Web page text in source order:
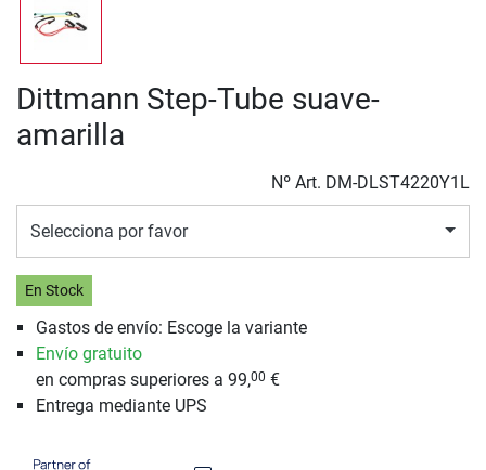
Dittmann Step-Tube suave-
amarilla
Nº Art. DM-DLST4220Y1L
Selecciona por favor
En Stock
Gastos de envío: Escoge la variante
Envío gratuito
en compras superiores a 99,00 €
Entrega mediante UPS